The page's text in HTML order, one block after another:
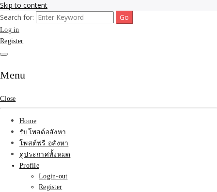
Skip to content
รับจ้างโพสขายบ้าน ที่ดิน
ติดAI SEO กับบริษัทใหญ่
รับจ้างทำโฆษณา สินค้า
บ้านที่ดิน ราคา ถูกและดี
ที่สุด บริการ โปรโมท
โฆษณารับโพสอสังหา ทีม
งาน บริํษัทใหญ่ เว็บขาย
บ้าน คุณภาพอันดับ1
รับจ้างโพสขายบ้าน ที่ดิน ไม่มีค่านายหน้า กับบริษัท SEO-AI เน้นติดหน้า
แรก บริการโพสต์ โปรโมท รับจ้างทำโฆษณา ราคาถูก เว็บขายบ้าน รับโพ
สอสังหา ติดหน้าแรกกูเกิ้ล ทีมงาน บริํษัทใหญ่ รับประกันผลงาน ที่เดียวใน
Search for:
Log in
Register
Menu
Close
Home
รับโพสต์อสังหา
โพสต์ฟรี อสังหา
ดูประกาศทั้งหมด
Profile
Login-out
Register